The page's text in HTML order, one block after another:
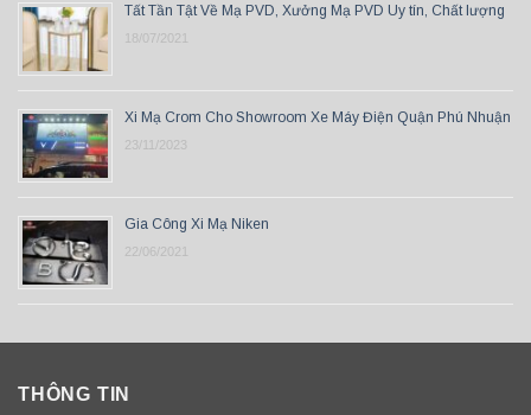
Tất Tần Tật Về Mạ PVD, Xưởng Mạ PVD Uy tín, Chất lượng
18/07/2021
Xi Mạ Crom Cho Showroom Xe Máy Điện Quận Phú Nhuận
23/11/2023
Gia Công Xi Mạ Niken
22/06/2021
THÔNG TIN